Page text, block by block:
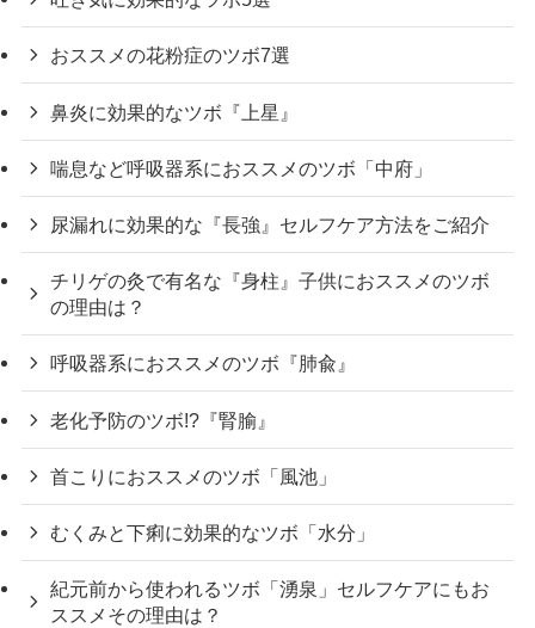
おススメの花粉症のツボ7選
鼻炎に効果的なツボ『上星』
喘息など呼吸器系におススメのツボ「中府」
尿漏れに効果的な『長強』セルフケア方法をご紹介
チリゲの灸で有名な『身柱』子供におススメのツボ
の理由は？
呼吸器系におススメのツボ『肺兪』
老化予防のツボ!?『腎腧』
首こりにおススメのツボ「風池」
むくみと下痢に効果的なツボ「水分」
紀元前から使われるツボ「湧泉」セルフケアにもお
ススメその理由は？